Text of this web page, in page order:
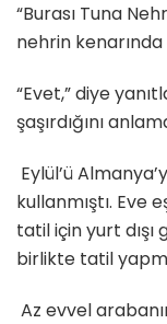
“Burası Tuna
nehrin
“Evet,” diye
şaşırdığını
Eylül’ü
kullanmıştı. Eve
tatil için yurt dışı
birlikte tatil
Az evvel